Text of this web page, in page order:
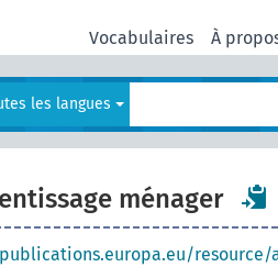
Vocabulaires À
les langues
ménager